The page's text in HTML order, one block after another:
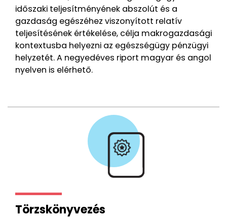
időszaki teljesítményének abszolút és a
gazdaság egészéhez viszonyított relatív
teljesítésének értékelése, célja makrogazdasági
kontextusba helyezni az egészségügy pénzügyi
helyzetét. A negyedéves riport magyar és angol
nyelven is elérhető.
Törzskönyvezés